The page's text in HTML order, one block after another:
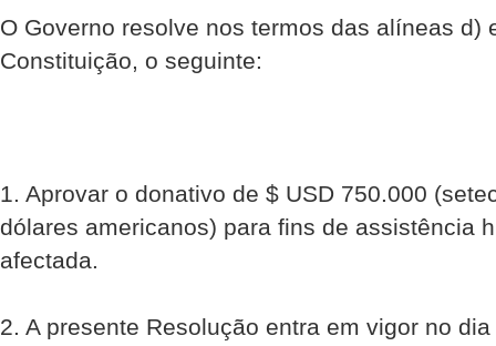
O Governo resolve nos termos das alíneas d)
Constituição, o seguinte:
1. Aprovar o donativo de $ USD 750.000
dólares americanos) para fins de assistência
afectada.
2. A presente Resolução entra em vigor no